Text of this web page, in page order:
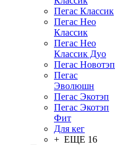
Пегас Классик
Пегас Нео
Классик
Пегас Нео
Классик Дуо
Пегас Новотэп
Пегас
Эволюшн
Пегас Экотэп
Пегас Экотэп
Фит
Для кег
+ ЕЩЕ 16